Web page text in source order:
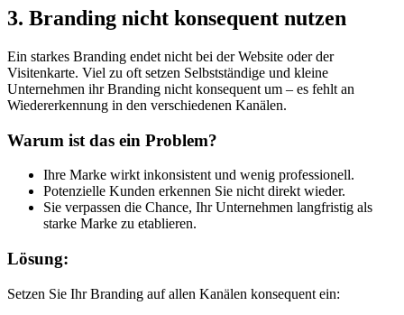
3. Branding nicht konsequent nutzen
Ein starkes Branding endet nicht bei der Website oder der
Visitenkarte. Viel zu oft setzen Selbstständige und kleine
Unternehmen ihr Branding nicht konsequent um – es fehlt an
Wiedererkennung in den verschiedenen Kanälen.
Warum ist das ein Problem?
Ihre Marke wirkt inkonsistent und wenig professionell.
Potenzielle Kunden erkennen Sie nicht direkt wieder.
Sie verpassen die Chance, Ihr Unternehmen langfristig als
starke Marke zu etablieren.
Lösung:
Setzen Sie Ihr Branding auf allen Kanälen konsequent ein: